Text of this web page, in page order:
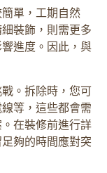
單，工期自然
裝飾，則需更多
進度。因此，與
。拆除時，您可
等，這些都會需
在裝修前進行詳
夠的時間應對突